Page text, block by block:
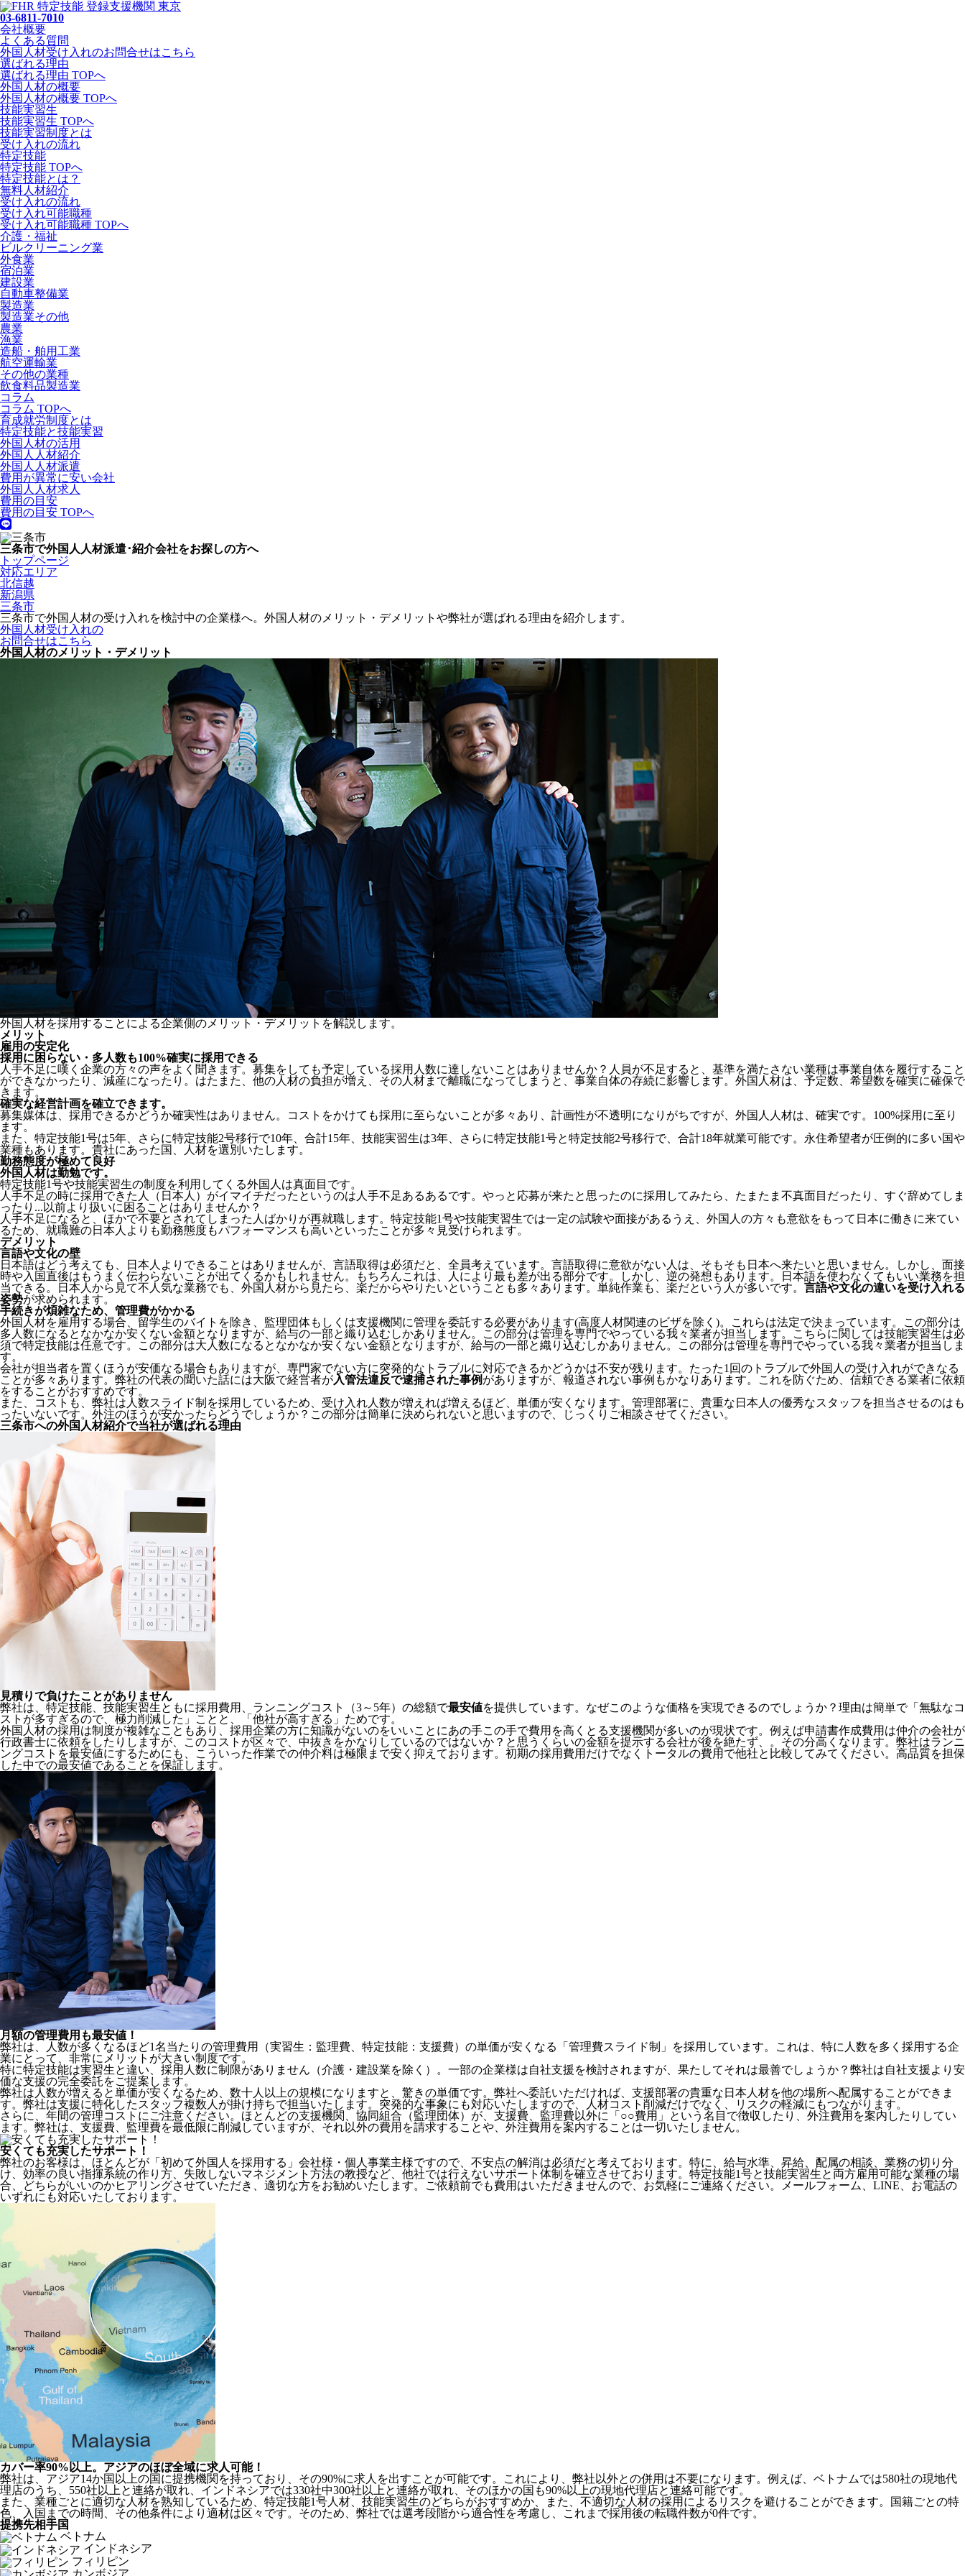
03-6811-7010
会社概要
よくある質問
外国人材受け入れのお問合せはこちら
選ばれる理由
選ばれる理由 TOPへ
外国人材の概要
外国人材の概要 TOPへ
技能実習生
技能実習生 TOPへ
技能実習制度とは
受け入れの流れ
特定技能
特定技能 TOPへ
特定技能とは？
無料人材紹介
受け入れの流れ
受け入れ可能職種
受け入れ可能職種 TOPへ
介護・福祉
ビルクリーニング業
外食業
宿泊業
建設業
自動車整備業
製造業
製造業その他
農業
漁業
造船・舶用工業
航空運輸業
その他の業種
飲食料品製造業
コラム
コラム TOPへ
育成就労制度とは
特定技能と技能実習
外国人材の活用
外国人人材紹介
外国人人材派遣
費用が異常に安い会社
外国人人材求人
費用の目安
費用の目安 TOPへ
三条市で外国人人材派遣･紹介会社をお探しの方へ
トップページ
対応エリア
北信越
新潟県
三条市
三条市で外国人材の受け入れを検討中の企業様へ。外国人材のメリット・デメリットや弊社が選ばれる理由を紹介します。
外国人材受け入れの
お問合せはこちら
外国人材のメリット・デメリット
外国人材を採用することによる企業側のメリット・デメリットを解説します。
メリット
雇用の安定化
採用に困らない・多人数も100%確実に採用できる
人手不足に嘆く企業の方々の声をよく聞きます。募集をしても予定している採用人数に達しないことはありませんか？人員が不足すると、基準を満たさない業種は事業自体を履行すること
ができなかったり、減産になったり。はたまた、他の人材の負担が増え、その人材まで離職になってしまうと、事業自体の存続に影響します。 外国人材は、予定数、希望数を確実に確保で
きます。
確実な経営計画を確立できます。
募集媒体は、採用できるかどうか確実性はありません。コストをかけても採用に至らないことが多々あり、計画性が不透明になりがちですが、外国人人材は、確実です。100%採用に至り
ます。
また、特定技能1号は5年、さらに特定技能2号移行で10年、合計15年、技能実習生は3年、さらに特定技能1号と特定技能2号移行で、合計18年就業可能です。永住希望者が圧倒的に多い国や
業種もあります。貴社にあった国、人材を選別いたします。
勤務態度が極めて良好
外国人材は勤勉です。
特定技能1号や技能実習生の制度を利用してくる外国人は真面目 です。
人手不足の時に採用できた人（日本人）がイマイチだったというのは人手不足あるあるです。やっと応募が来たと思ったのに採用してみたら、たまたま不真面目だったり、すぐ辞めてしま
ったり...以前より扱いに困ることはありませんか？
人手不足になると、ほかで不要とされてしまった人ばかりが再就職します。特定技能1号や技能実習生では一定の試験や面接があるうえ、外国人の方々も意欲をもって日本に働きに来てい
るため、就職難の日本人よりも勤務態度もパフォーマンスも高いといったことが多々見受けられます。
デメリット
言語や文化の壁
日本語はどう考えても、日本人よりできることはありませんが、言語取得は必須だと、全員考えています。言語取得に意欲がない人は、そもそも日本へ来たいと思いません。しかし、面接
時や入国直後はもうまく伝わらないことが出てくるかもしれません。
もちろんこれは、人により最も差が出る部分です。しかし、逆の発想もあります。日本語を使わなくてもいい業務を担
当できる。日本人から見て不人気な業務でも、外国人材から見たら、楽だからやりたいということも多々あります。単純作業も、楽だという人が多いです。 言語や文化の違いを受け入れる
姿勢が求められます。
手続きが煩雑なため、管理費がかかる
外国人材を雇用する場合、留学生のバイトを除き、 監理団体もしくは支援機関に管理を委託する必要があります(高度人材関連のビザを除く)。これらは法定で決まっています。この部分は
多人数になるとなかなか安くない金額となりますが、給与の一部と織り込むしかありません。この部分は管理を専門でやっている我々業者が担当します。こちらに関しては技能実習生は必
須で特定技能は任意です。この部分は大人数になるとなかなか安くない金額となりますが、給与の一部と織り込むしかありません。この部分は管理を専門でやっている我々業者が担当しま
す。
会社が担当者を置くほうが安価なる場合もありますが、専門家でない方に突発的なトラブルに対応できるかどうかは不安が残ります。たった1回のトラブルで外国人の受け入れができなる
ことが多々あります。弊社の代表の聞いた話には大阪で経営者が入管法違反で逮捕された事例 がありますが、報道されない事例もかなりあります。これを防ぐため、信頼できる業者に依頼
をすることがおすすめです。
また、コストも、弊社は人数スライド制を採用しているため、受け入れ人数が増えれば増えるほど、単価が安くなります。管理部署に、貴重な日本人の優秀なスタッフを担当させるのはも
ったいないです。外注のほうが安かったらどうでしょうか？この部分は簡単に決められないと思いますので、じっくりご相談させてください。
三条市への外国人材紹介で当社が選ばれる理由
見積りで負けたことがありません
弊社は、特定技能、技能実習生ともに採用費用、ランニングコスト（3～5年）の総額で最安値を提供しています。なぜこのような価格を実現できるのでしょうか？理由は簡単で「無駄なコ
ストが多すぎるので、極力削減した」ことと、
「他社が高すぎる」 ためです。
外国人材の採用は制度が複雑なこともあり、採用企業の方に知識がないのをいいことにあの手この手で費用を高くとる支援機関が多いのが現状です。例えば申請書作成費用は仲介の会社が
行政書士に依頼をしたりしますが、このコストが区々で、中抜きをかなりしているのではないか？と思うくらいの金額を提示する会社が後を絶たず、。その分高くなります。弊社はランニ
ングコストを最安値にするためにも、こういった作業での仲介料は極限まで安く抑えております。 初期の採用費用だけでなくトータルの費用で他社と比較してみてください。 高品質を担保
した中での最安値であることを保証します。
月額の管理費用も最安値！
弊社は、
人数が多くなるほど1名当たりの管理費用（実習生：監理費、特定技能：支援費）の単価が安くなる「管理費スライド制」を採用 しています。これは、特に人数を多く採用する企
業にとって、非常にメリットが大きい制度です。
特に特定技能は実習生と違い、採用人数に制限がありません（介護・建設業を除く）。一部の企業様は自社支援を検討されますが、果たしてそれは最善でしょうか？弊社は自社支援より安
価な支援の完全委託をご提案します。
弊社は人数が増えると単価が安くなるため、数十人以上の規模になりますと、驚きの単価です。弊社へ委託いただければ、支援部署の貴重な日本人材を他の場所へ配属することができま
す。弊社は支援に特化したスタッフ複数人が掛け持ちで担当いたします。突発的な事象にも対応いたしますので、人材コスト削減だけでなく、リスクの軽減にもつながります。
さらに、年間の管理コストにご注意ください。ほとんどの支援機関、協同組合（監理団体）が、支援費、監理費以外に「○○費用」という名目で徴収したり、外注費用を案内したりしてい
ます。弊社は、支援費、監理費を最低限に削減していますが、それ以外の費用を請求することや、外注費用を案内することは一切いたしません。
安くても充実したサポート！
弊社のお客様は、ほとんどが 「初めて外国人を採用する」 会社様・個人事業主様ですので、不安点の解消は必須だと考えております。特に、給与水準、昇給、配属の相談、業務の切り分
け、効率の良い指揮系統の作り方、失敗しないマネジメント方法の教授など、 他社では行えないサポート体制 を確立させております。特定技能1号と技能実習生と両方雇用可能な業種の場
合、どちらがいいのかヒアリングさせていただき、適切な方をお勧めいたします。ご依頼前でも費用はいただきませんので、お気軽にご連絡ください。メールフォーム、LINE、お電話の
いずれにも対応いたしております。
カバー率90%以上。アジアのほぼ全域に求人可能！
弊社は、 アジア14か国以上の国に提携機関を持っており、その90%に求人を出すことが可能です。これにより、弊社以外との併用は不要になります。例えば、ベトナムでは580社の現地代
理店のうち、550社以上と連絡が取れ、インドネシアでは330社中300社以上と連絡が取れ、そのほかの国も90%以上の現地代理店と連絡可能です。
また、業種ごとに適切な人材を熟知しているため、特定技能1号人材、技能実習生のどちらがおすすめか、また、不適切な人材の採用によるリスクを避けることができます。国籍ごとの特
色、入国までの時間、その他条件により適材は区々です。そのため、弊社では選考段階から適合性を考慮し、これまで採用後の転職件数が0件です。
提携先相手国
ベトナム
インドネシア
フィリピン
カンボジア